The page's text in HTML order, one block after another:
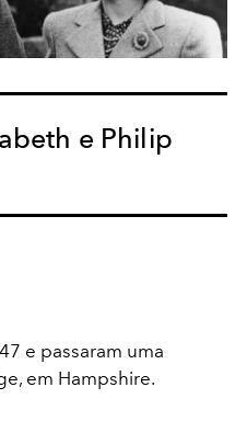
e Philip
e passaram uma
em Hampshire.